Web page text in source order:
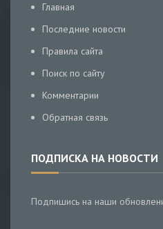
Главная
Последние новости
Правила сайта
Поиск по сайту
Комментарии
Обратная связь
ПОДПИСКА НА НОВОСТИ
Подпишись на наши